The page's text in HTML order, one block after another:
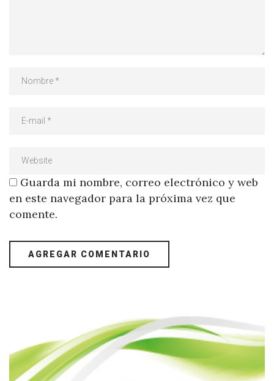
Guarda mi nombre, correo electrónico y web
en este navegador para la próxima vez que
comente.